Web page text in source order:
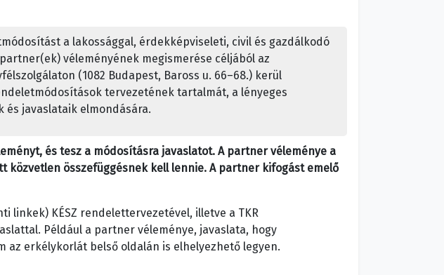
a lakossággal, érdekképviseleti, civil és gazdálkodó
véleményének megismerése céljából az
(1082 Budapest, Baross u. 66–68.) kerül
tervezetének tartalmát, a lényeges
javaslataik elmondására.
és tesz a módosításra javaslatot. A partner véleménye a
összefüggésnek kell lennie. A partner kifogást emelő
linkek) KÉSZ rendelettervezetével, illetve a TKR
Például a partner véleménye, javaslata, hogy
az erkélykorlát belső oldalán is elhelyezhető legyen.